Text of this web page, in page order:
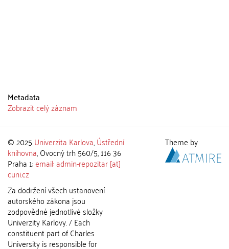
Metadata
Zobrazit celý záznam
© 2025 Univerzita Karlova,Ústřední
knihovna, Ovocný trh 560/5, 116 36
Praha 1;email: admin-repozitar [at]
cuni.cz
Za dodržení všech ustanovení
autorského zákona jsou
zodpovědné jednotlivé složky
Univerzity Karlovy. / Each
constituent part of Charles
University is responsible for
Theme by